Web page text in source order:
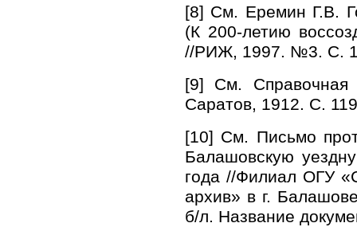
[8] См. Еремин Г.В.
(К 200-летию
//РИЖ, 1997. №3. С.
[9] См. Справочная
Саратов, 1912. С.
[10] См. Письмо
Балашовскую
года //Филиал ОГУ
архив» в г.
б/л. Название